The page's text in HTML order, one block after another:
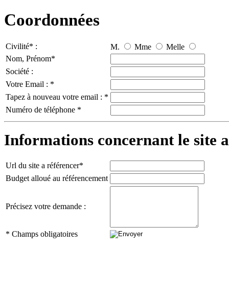
Coordonnées
Civilité* : M. Mme
Melle
Nom, Prénom*
Société :
Votre Email : *
Tapez à nouveau votre email : *
Numéro de téléphone *
Informations concernant le site
Url du site a référencer*
Budget alloué au référencement
Précisez votre demande :
* Champs obligatoires